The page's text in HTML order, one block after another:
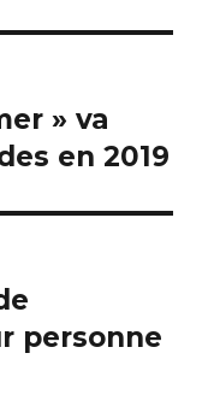
» va
en 2019
personne